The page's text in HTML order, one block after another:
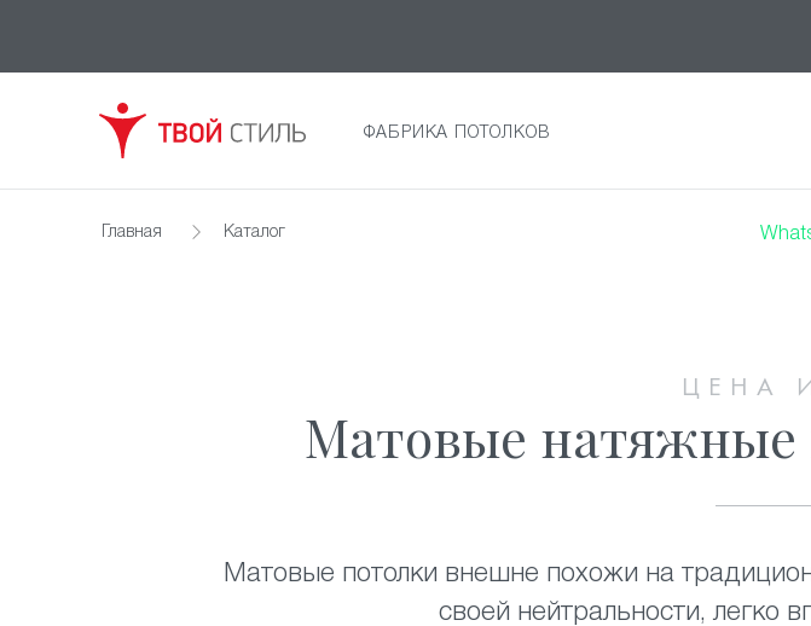
ФАБРИКА ПОТОЛКОВ
Главная Каталог
ЦЕНА
Матовые натяжные
Матовые потолки внешне похожи на
своей нейтральности, легко